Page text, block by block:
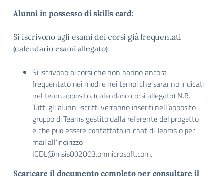
Alunni in possesso di skills card:
Si iscrivono agli esami dei corsi già frequentati
(calendario esami allegato)
Si iscrivono ai corsi che non hanno ancora
frequentato nei modi e nei tempi che saranno indicati
nel team apposito. (calendario corsi allegato) N.B.
Tutti gli alunni iscritti verranno inseriti nell’apposito
gruppo di Teams gestito dalla referente del progetto
e che può essere contattata in chat di Teams o per
mail all’indirizzo
ICDL@msis002003.onmicrosoft.com.
Scaricare il documento completo per consultare il